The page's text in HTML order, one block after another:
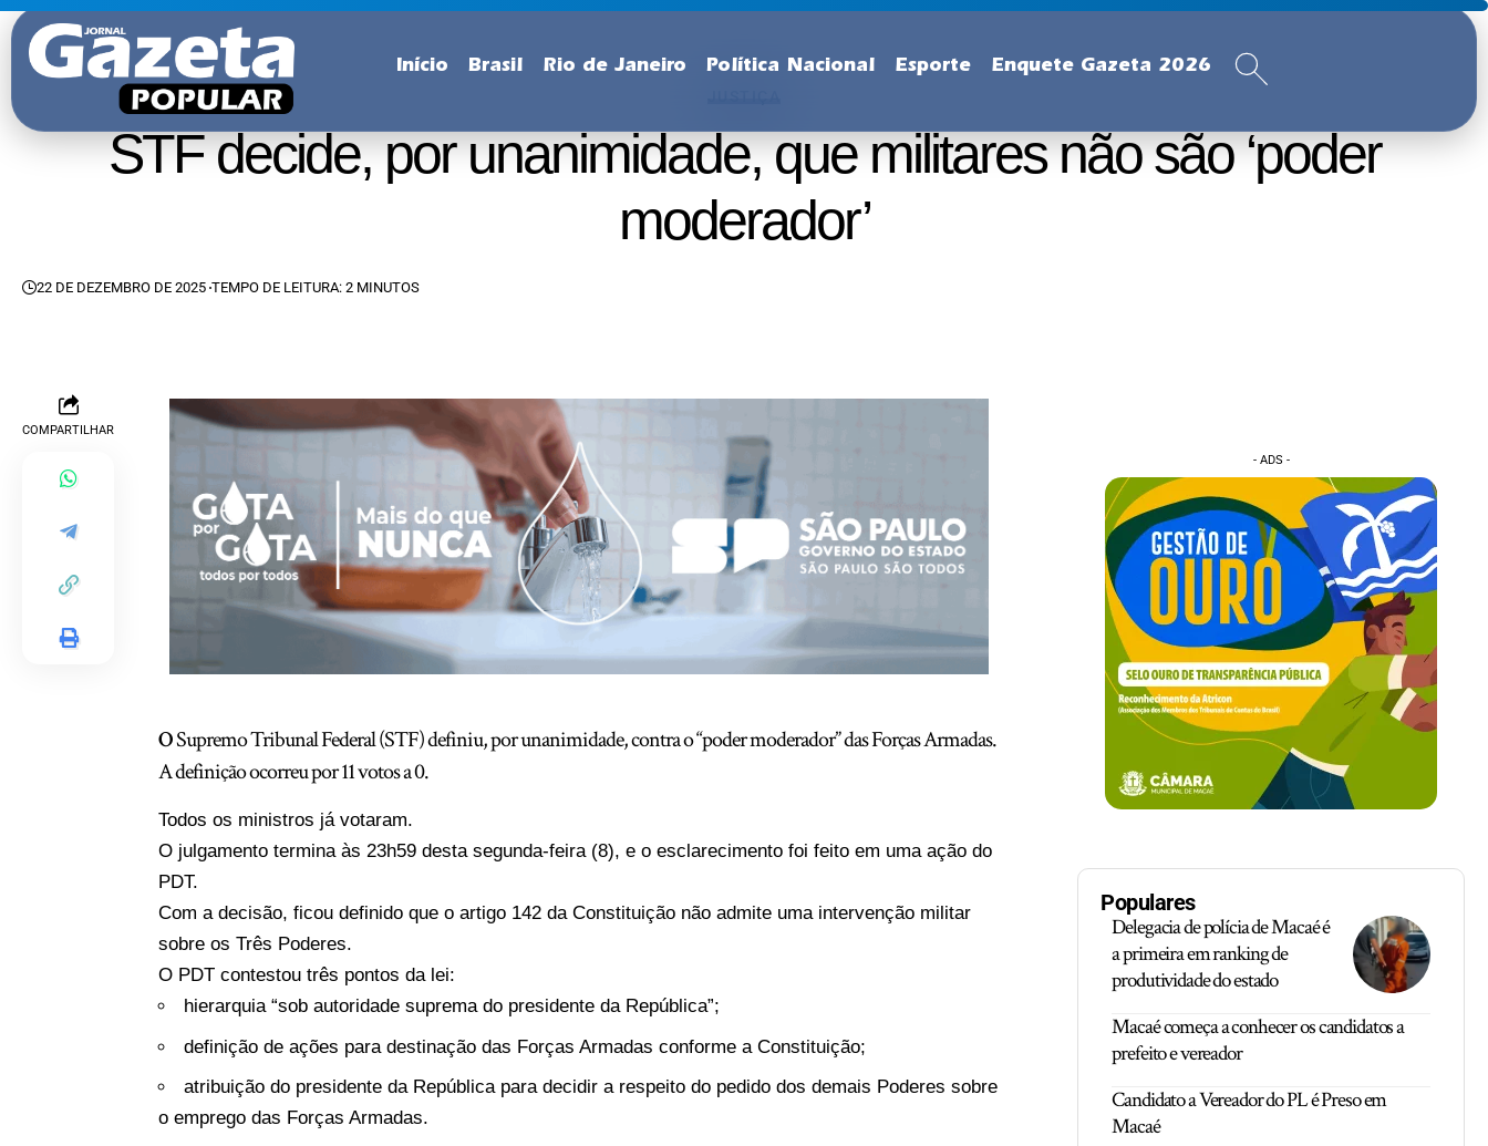
Início Brasil Rio de Janeiro Política Nacional Esporte Enquete Gazeta 2026
STF decide, por unanimidade, que militares não são ‘poder
moderador’
22 DE DEZEMBRO DE 2025 TEMPO DE LEITURA: 2 MINUTOS
COMPARTILHAR
OSupremo Tribunal Federal (STF) definiu, por unanimidade, contra o “poder moderador” das Forças Armadas.
A definição ocorreu por 11 votos a 0.
Todos os ministros já votaram.
O julgamento termina às 23h59 desta segunda-feira (8), e o esclarecimento foi feito em uma ação do
PDT.
Com a decisão, ficou definido que o artigo 142 da Constituição não admite uma intervenção militar
sobre os Três Poderes.
O PDT contestou três pontos da lei:
hierarquia “sob autoridade suprema do presidente da República”;
definição de ações para destinação das Forças Armadas conforme a Constituição;
atribuição do presidente da República para decidir a respeito do pedido dos demais Poderes sobre
o emprego das Forças Armadas.
- ADS -
Populares
Delegacia de polícia de Macaé é
a primeira em ranking de
produtividade do estado
Macaé começa a conhecer os candidatos a
prefeito e vereador
Candidato a Vereador do PL é Preso em
Macaé